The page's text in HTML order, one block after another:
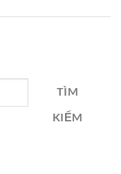
TÌM
KIẾM